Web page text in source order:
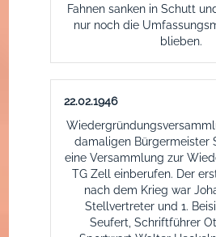
Fahnen sanken in Schutt
nur noch die
blieben.
22.02.1946
damaligen Bürgermeister
eine Versammlung zur
TG Zell einberufen. Der
nach dem Krieg war
Stellvertreter und 1.
Seufert, Schriftführer